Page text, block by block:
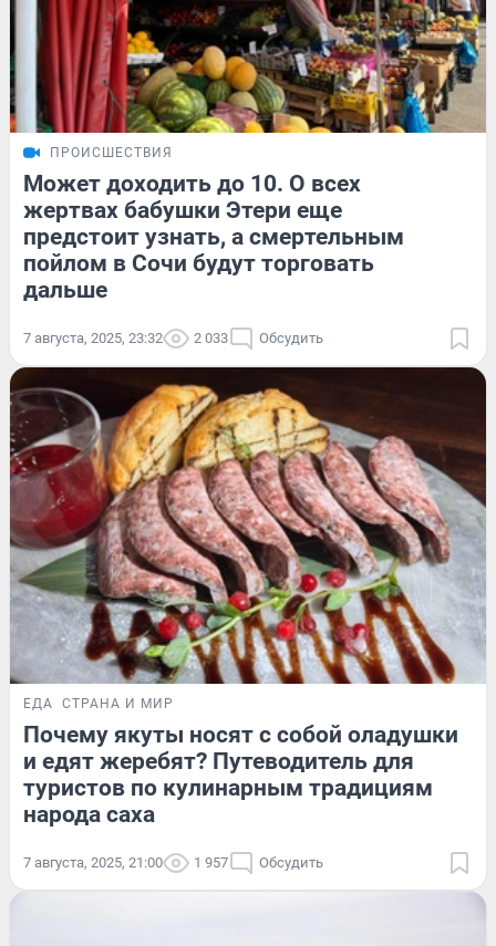
ПРОИСШЕСТВИЯ
Может доходить до 10. О всех
жертвах бабушки Этери еще
предстоит узнать, а смертельным
пойлом в Сочи будут торговать
дальше
7 августа, 2025, 23:32 2 033 Обсудить
ЕДА СТРАНА И МИР
Почему якуты носят с собой оладушки
и едят жеребят? Путеводитель для
туристов по кулинарным традициям
народа саха
7 августа, 2025, 21:00 1 957 Обсудить